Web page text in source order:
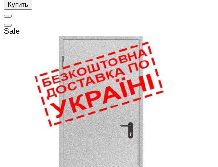
Купить
Sale